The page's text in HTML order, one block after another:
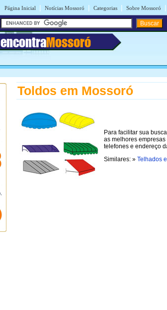
Página Inicial | Notícias Mossoró | Categorias | Sobre Mossoró |
encontraMossoró
Toldos em Mossoró
Para facilitar sua
as melhores empresas
telefones e endereço
Similares: » Telhados